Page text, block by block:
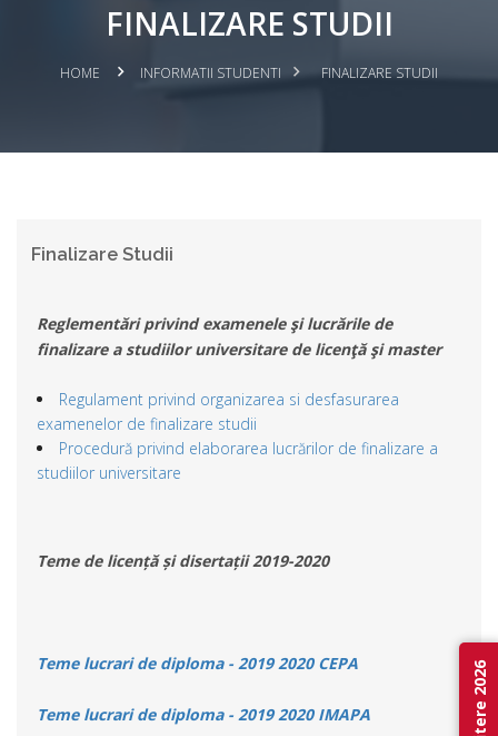
FINALIZARE STUDII
HOME INFORMATII STUDENTI FINALIZARE STUDII
Finalizare Studii
Reglementări privind examenele şi lucrările de
finalizare a studiilor universitare de licenţă şi master
Regulament privind organizarea si desfasurarea
examenelor de finalizare studii
Procedură privind elaborarea lucrărilor de finalizare a
studiilor universitare
Teme de licență și disertații 2019-2020
Teme lucrari de diploma - 2019 2020 CEPA
Teme lucrari de diploma - 2019 2020 IMAPA